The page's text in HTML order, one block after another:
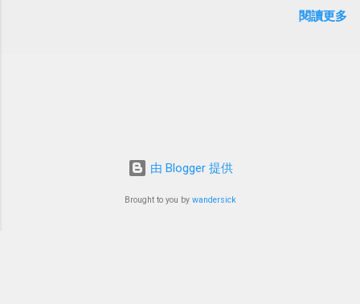
閱讀更多
由 Blogger 提供
Brought to you by wandersick